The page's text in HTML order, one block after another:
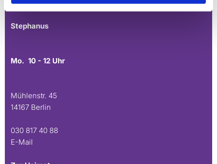
E-Mail
Stephanus
Mo. 10 - 12 Uhr
Mühlenstr. 45
14167 Berlin
030 817 40 88
E-Mail